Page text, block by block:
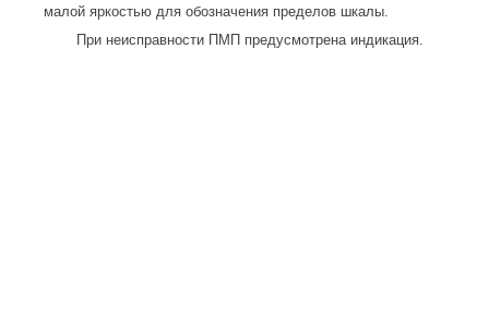
малой яркостью для обозначения пределов шкалы.
При неисправности ПМП предусмотрена индикация.